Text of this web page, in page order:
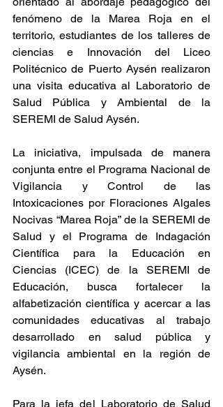
fenómeno de la Marea Roja en el
territorio, estudiantes de los talleres de
ciencias e Innovación del Liceo
Politécnico de Puerto Aysén realizaron
una visita educativa al Laboratorio de
Salud Pública y Ambiental de la
SEREMI de Salud Aysén.
La iniciativa, impulsada de manera
conjunta entre el Programa Nacional de
Vigilancia y Control de las
Intoxicaciones por Floraciones Algales
Nocivas “Marea Roja” de la SEREMI de
Salud y el Programa de Indagación
Científica para la Educación en
Ciencias (ICEC) de la SEREMI de
Educación, busca fortalecer la
alfabetización científica y acercar a las
comunidades educativas al trabajo
desarrollado en salud pública y
vigilancia ambiental en la región de
Aysén.
Para la jefa del Laboratorio de Salud